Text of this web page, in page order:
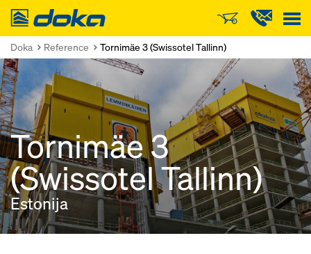
Doka
Doka Reference Tornimäe 3 (Swissotel Tallinn)
Tornimäe 3
(Swissotel Tallinn)
Estonija